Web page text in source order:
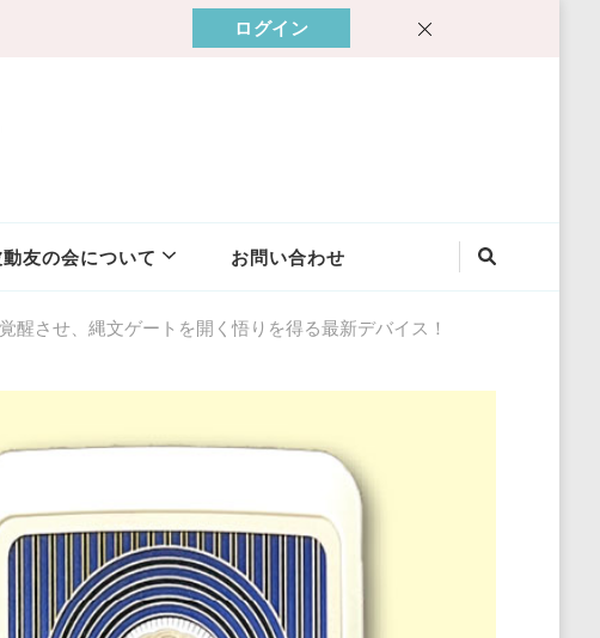
ログイン
友の会について お問い合わせ
醒させ、縄文ゲートを開く悟りを得る最新デバイス！